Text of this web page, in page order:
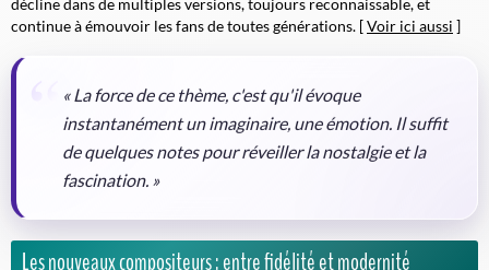
continue à émouvoir les fans de toutes générations. [Voir ici aussi ]
« La force de ce thème, c'est qu'il évoque
instantanément un imaginaire, une émotion. Il suffit
de quelques notes pour réveiller la nostalgie et la
fascination. »
Les nouveaux compositeurs : entre fidélité et modernité